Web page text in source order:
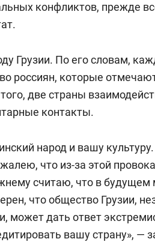
конфликтов, прежде
Грузии. По его словам,
россиян, которые
две страны
контакты.
народ и вашу
что из-за этой
считаю, что в
что общество Грузии,
может дать ответ
вашу страну», —